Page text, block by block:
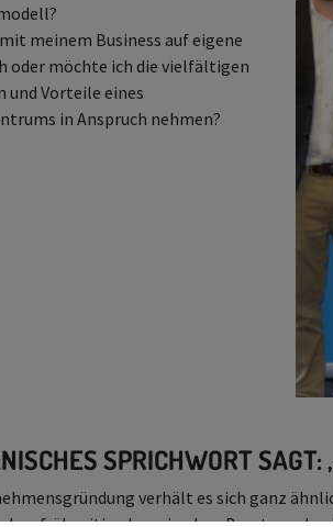
meinem Business auf eigene
oder möchte ich die vielfältigen
und Vorteile eines
in Anspruch nehmen?
SPRICHWORT
verhält es sich ganz